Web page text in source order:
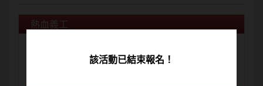
熱血義工
報名限制人數: 依活動上限
該活動已結束報名！